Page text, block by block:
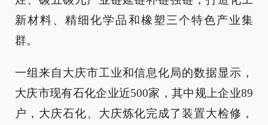
新材料、精细化学品和橡塑三个特色产业集
群。
一组来自大庆市工业和信息化局的数据显示，
大庆市现有石化企业近500家，其中规上企业89
户，大庆石化、大庆炼化完成了装置大检修，